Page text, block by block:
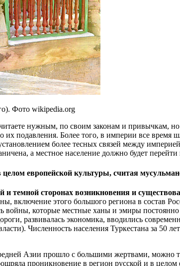
Фото wikipedia.org
нужным, по своим законам и привычкам,
их подавления. Более того, в империи все
более тесных связей между
а местное население должно будет
европейской культуры, считая
темной сторонах возникновения и
включение этого большого региона в состав
которые местные ханы и эмиры
развивалась экономика, вводились
Численность населения Туркестана за 50
Азии прошло с большими жертвами, можно
проникновение в регион русской и в